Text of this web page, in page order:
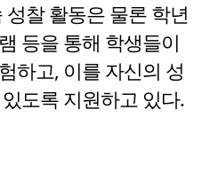
찰 활동은 물론 학년
등을 통해 학생들이
하고, 이를 자신의 성
도록 지원하고 있다.